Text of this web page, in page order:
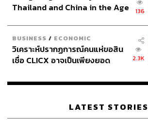
Thailand and China in the Age
136
BUSINESS / ECONOMIC
วิเคราะห์ปรากฏการณ์คนแห่ขอสิน
เชื่อ CLICX อาจเป็นเพียงยอด
เรือนไทยที่ถูกซุกไว้
2.3K
LATEST STORIES